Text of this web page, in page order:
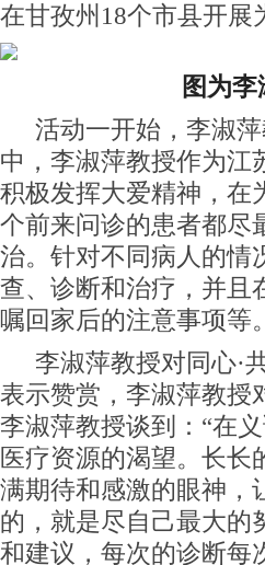
在甘孜州18个市县开展
图为
活动一开始，李淑
中，李淑萍教授作为江
积极发挥大爱精神，在
个前来问诊的患者都尽
治。针对不同病人的情
查、诊断和治疗，并且
嘱回家后的注意事项等。
李淑萍教授对同心·
表示赞赏，李淑萍教授
李淑萍教授谈到：“在
医疗资源的渴望。长长
满期待和感激的眼神，
的，就是尽自己最大的
和建议，每次的诊断每